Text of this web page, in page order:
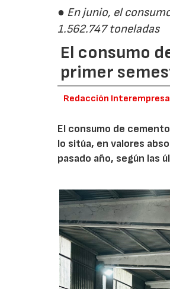
● En junio, el
1.562.747 toneladas
El consumo
primer
Redacción
El consumo de
lo sitúa, en valores
pasado año, según las